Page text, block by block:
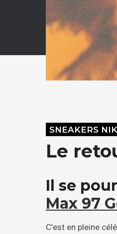
SNEAKERS
Le
Il se
Max 97
C’est en pleine